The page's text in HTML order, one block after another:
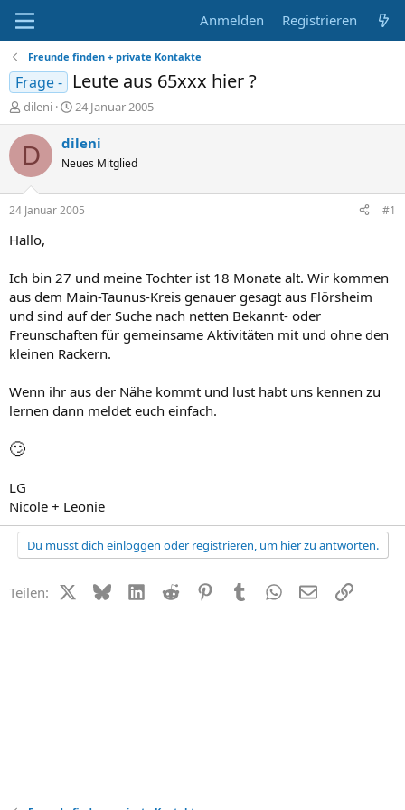
Anmelden Registrieren
Freunde finden + private Kontakte
Frage - Leute aus 65xxx hier ?
E
r
s
e
r
dileni
E
r
s
e
l
t
24 Januar 2005
D dileni
Neues Mitglied
24 Januar 2005 #1
Hallo,
Ich bin 27 und meine Tochter ist 18 Monate alt. Wir kommen
aus dem Main-Taunus-Kreis genauer gesagt aus Flörsheim
und sind auf der Suche nach netten Bekannt- oder
Freunschaften für gemeinsame Aktivitäten mit und ohne den
kleinen Rackern.
Wenn ihr aus der Nähe kommt und lust habt uns kennen zu
lernen dann meldet euch einfach.
🙄
LG
Nicole + Leonie
Du musst dich einloggen oder registrieren, um hier zu antworten.
Teilen: X (Twitter)
BlueskyLinkedIn
Reddit PinterestTumblr WhatsApp
E-MailLink